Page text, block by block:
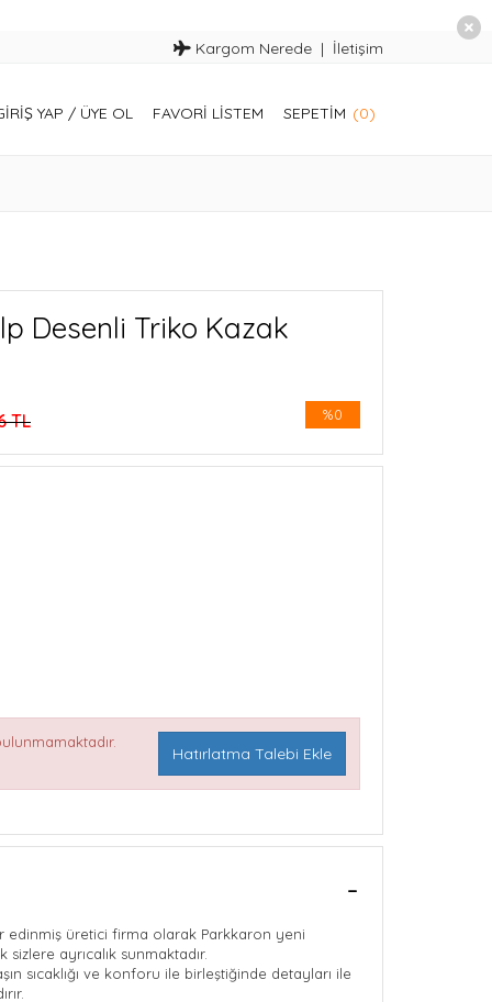
Kargom Nerede İletişim
YAP / ÜYE OL FAVORI LISTEM SEPETIM (0)
Desenli Triko Kazak
%0
TL
Hatırlatma Talebi Ekle
edinmiş üretici firma olarak Parkkaron yeni
ayrıcalık sunmaktadır.
sıcaklığı ve konforu ile birleştiğinde detayları ile